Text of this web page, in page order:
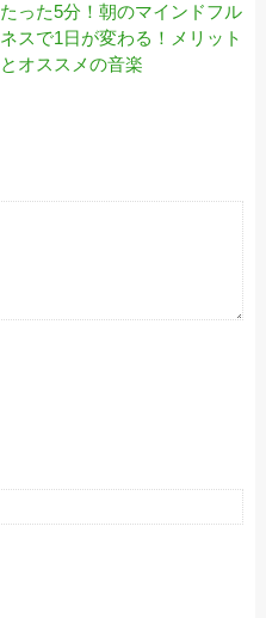
たった5分！朝のマインドフル
ネスで1日が変わる！メリット
とオススメの音楽